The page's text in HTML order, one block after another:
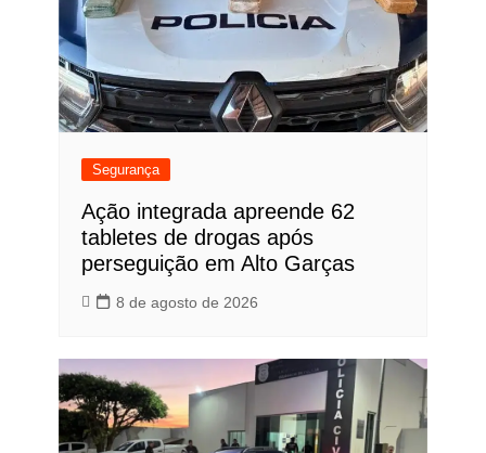
Segurança
Ação integrada apreende 62
tabletes de drogas após
perseguição em Alto Garças
8 de agosto de 2026